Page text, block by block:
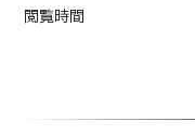
閲覧時間